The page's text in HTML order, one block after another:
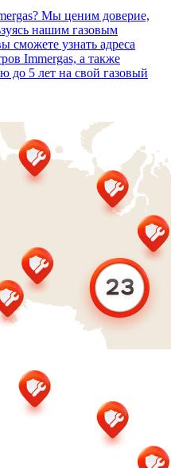
Мы ценим доверие,
нашим газовым
сможете узнать адреса
Immergas, а также
до 5 лет на свой газовый